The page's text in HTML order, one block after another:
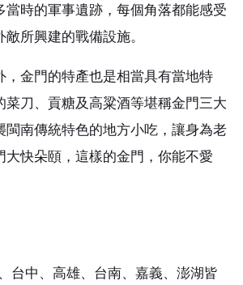
當時的軍事遺跡，每個角落都能感受
所興建的戰備設施。
，金門的特產也是相當具有當地特
菜刀、貢糖及高粱酒等堪稱金門三大
閩南傳統特色的地方小吃，讓身為老
大快朵頤，這樣的金門，你能不愛
台中、高雄、台南、嘉義、澎湖皆